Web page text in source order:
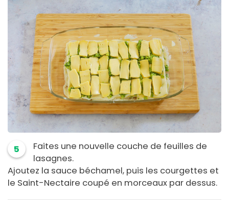
5
Faites une nouvelle couche de feuilles de
lasagnes.
Ajoutez la sauce béchamel, puis les courgettes et
le Saint-Nectaire coupé en morceaux par dessus.